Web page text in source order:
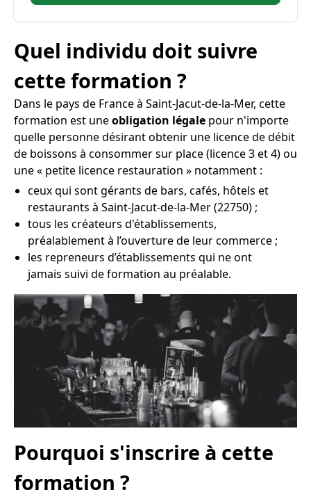
Quel individu doit suivre
cette formation ?
Dans le pays de France à Saint-Jacut-de-la-Mer, cette
formation est uneobligation légale pour n'importe
quelle personne désirant obtenir une licence de débit
de boissons à consommer sur place (licence 3 et 4) ou
une « petite licence restauration » notamment :
ceux qui sont gérants de bars, cafés, hôtels et
restaurants à Saint-Jacut-de-la-Mer (22750) ;
tous les créateurs d'établissements,
préalablement à l’ouverture de leur commerce ;
les repreneurs d’établissements qui ne ont
jamais suivi de formation au préalable.
Pourquoi s'inscrire à cette
formation ?